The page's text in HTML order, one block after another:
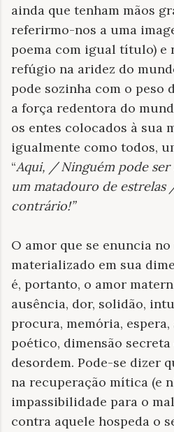
ainda que tenham mãos
referirmo-nos a uma
poema com igual título) e
refúgio na aridez do
pode sozinha com o peso
a força redentora do
os entes colocados à sua
igualmente como todos,
“Aqui, / Ninguém pode
um matadouro de estrelas
contrário!”
O amor que se enuncia
materializado em sua
é, portanto, o amor
ausência, dor, solidão,
procura, memória,
poético, dimensão secreta
desordem. Pode-se dizer
na recuperação mítica (e
impassibilidade para o
contra aquele hospeda o